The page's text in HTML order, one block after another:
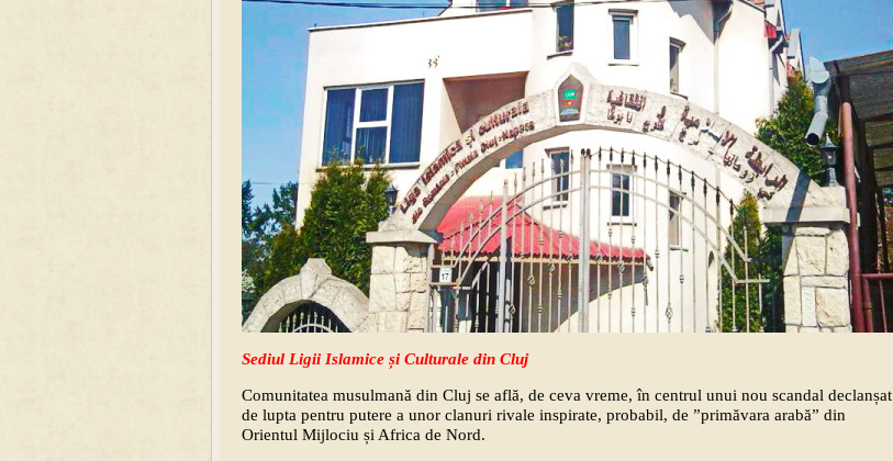
Sediul Ligii Islamice și Culturale din Cluj
Comunitatea musulmană din Cluj se află, de ceva vreme, în centrul unui nou scandal declanșat
de lupta pentru putere a unor clanuri rivale inspirate, probabil, de ”primăvara arabă” din
Orientul Mijlociu și Africa de Nord.